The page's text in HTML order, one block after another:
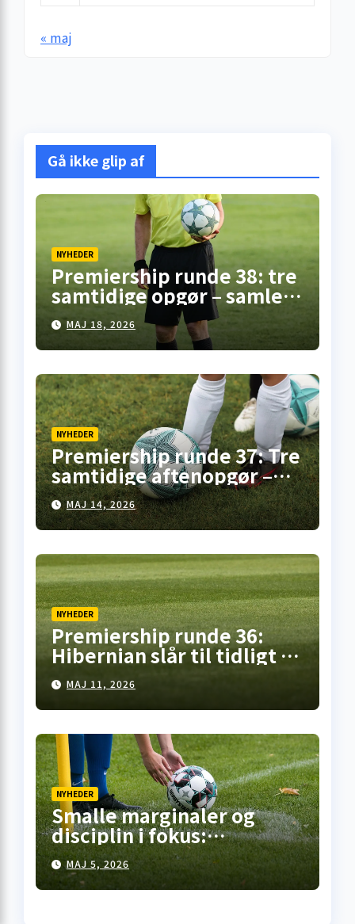
« maj
Gå ikke glip af
NYHEDER
Premiership runde 38: tre
samtidige opgør – samlet
overblik fra
skotskfodbold.dk
MAJ 18, 2026
NYHEDER
Premiership runde 37: Tre
samtidige aftenopgør –
her er overblikket
MAJ 14, 2026
NYHEDER
Premiership runde 36:
Hibernian slår til tidligt i
Falkirk, pointdeling i
Motherwell – mens
opgøret på Celtic Park står
for døren
MAJ 11, 2026
NYHEDER
Smalle marginaler og
disciplin i fokus:
Premiership-runde 35
åbner med kneben
hjemme­sejr i Falkirk
MAJ 5, 2026